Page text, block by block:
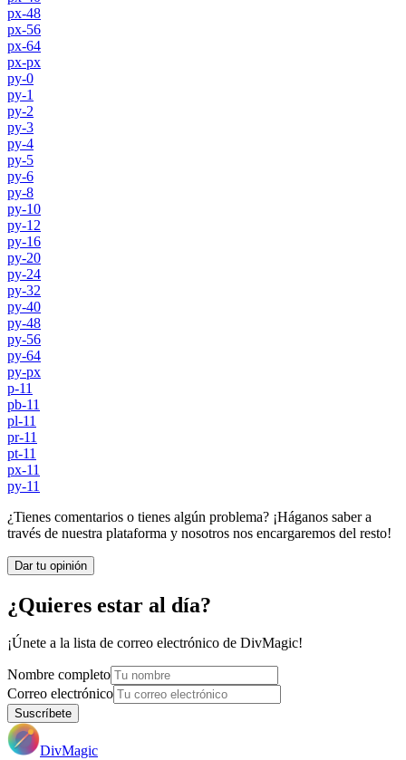
px-48
px-56
px-64
px-px
py-0
py-1
py-2
py-3
py-4
py-5
py-6
py-8
py-10
py-12
py-16
py-20
py-24
py-32
py-40
py-48
py-56
py-64
py-px
p-11
pb-11
pl-11
pr-11
pt-11
px-11
py-11
¿Tienes comentarios o tienes algún problema? ¡Háganos saber a
través de nuestra plataforma y nosotros nos encargaremos del resto!
Dar tu opinión
¿Quieres estar al día?
¡Únete a la lista de correo electrónico de DivMagic!
Nombre completo
Correo electrónico
Suscríbete
DivMagic